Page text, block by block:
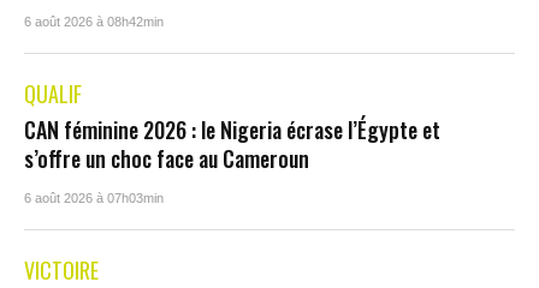
6 août 2026 à 08h42min
QUALIF
CAN féminine 2026 : le Nigeria écrase l’Égypte et
s’offre un choc face au Cameroun
6 août 2026 à 07h03min
VICTOIRE